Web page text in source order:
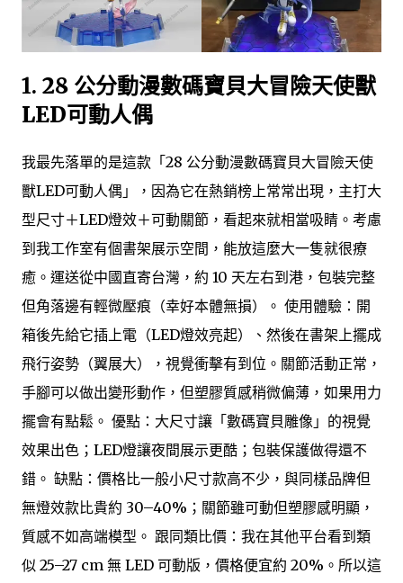
1. 28 公分動漫數碼寶貝大冒險天使獸
LED可動人偶
我最先落單的是這款「28 公分動漫數碼寶貝大冒險天使
獸LED可動人偶」，因為它在熱銷榜上常常出現，主打大
型尺寸＋LED燈效＋可動關節，看起來就相當吸睛。考慮
到我工作室有個書架展示空間，能放這麼大一隻就很療
癒。運送從中國直寄台灣，約 10 天左右到港，包裝完整
但角落邊有輕微壓痕（幸好本體無損）。 使用體驗：開
箱後先給它插上電（LED燈效亮起）、然後在書架上擺成
飛行姿勢（翼展大），視覺衝擊有到位。關節活動正常，
手腳可以做出變形動作，但塑膠質感稍微偏薄，如果用力
擺會有點鬆。 優點：大尺寸讓「數碼寶貝雕像」的視覺
效果出色；LED燈讓夜間展示更酷；包裝保護做得還不
錯。 缺點：價格比一般小尺寸款高不少，與同樣品牌但
無燈效款比貴約 30–40%；關節雖可動但塑膠感明顯，
質感不如高端模型。 跟同類比價：我在其他平台看到類
似 25–27 cm 無 LED 可動版，價格便宜約 20%。所以這